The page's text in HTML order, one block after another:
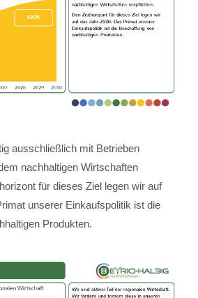
ausschließlich mit Betrieben
nachhaltigen Wirtschaften
für dieses Ziel legen wir auf
unserer Einkaufspolitik ist die
Produkten.